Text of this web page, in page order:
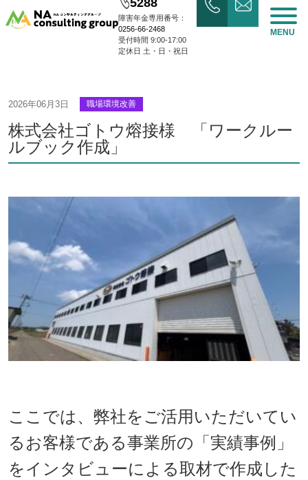
障害年金専用番号：
0256-66-2468
受付時間 9:00-17:00
定休日 土・日・祝日
MENU
2026年06月3日 職場環境改善
株式会社ゴトウ熔接様 「ワークルー
ルブック作成」
ここでは、弊社をご活用いただいてい
るお客様である事業所の「実績事例」
をインタビューによる取材で作成した